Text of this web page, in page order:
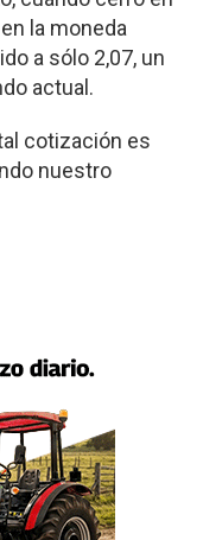
la moneda
a sólo 2,07, un
actual.
cotización es
nuestro